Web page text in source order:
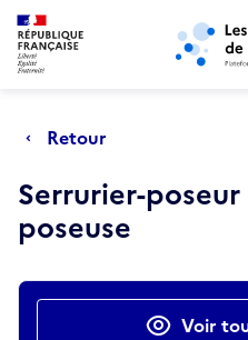
Aller au menu principal Aller
Retour
Serrurier-
poseuse
Actions rapides
Voir
Retour au début de la page
Panneau de gestion des